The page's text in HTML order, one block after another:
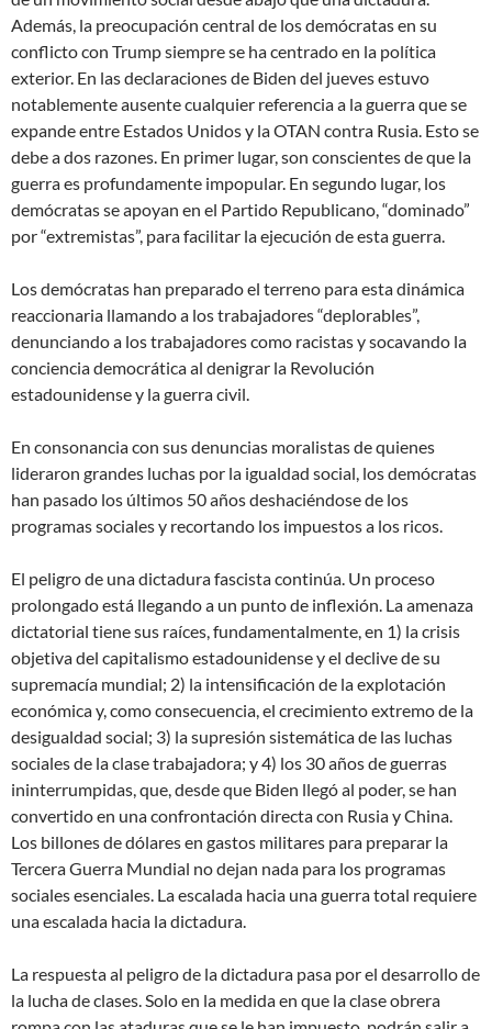
Además, la preocupación central de los demócratas en su
conflicto con Trump siempre se ha centrado en la política
exterior. En las declaraciones de Biden del jueves estuvo
notablemente ausente cualquier referencia a la guerra que se
expande entre Estados Unidos y la OTAN contra Rusia. Esto se
debe a dos razones. En primer lugar, son conscientes de que la
guerra es profundamente impopular. En segundo lugar, los
demócratas se apoyan en el Partido Republicano, “dominado”
por “extremistas”, para facilitar la ejecución de esta guerra.
Los demócratas han preparado el terreno para esta dinámica
reaccionaria llamando a los trabajadores “deplorables”,
denunciando a los trabajadores como racistas y socavando la
conciencia democrática al denigrar la Revolución
estadounidense y la guerra civil.
En consonancia con sus denuncias moralistas de quienes
lideraron grandes luchas por la igualdad social, los demócratas
han pasado los últimos 50 años deshaciéndose de los
programas sociales y recortando los impuestos a los ricos.
El peligro de una dictadura fascista continúa. Un proceso
prolongado está llegando a un punto de inflexión. La amenaza
dictatorial tiene sus raíces, fundamentalmente, en 1) la crisis
objetiva del capitalismo estadounidense y el declive de su
supremacía mundial; 2) la intensificación de la explotación
económica y, como consecuencia, el crecimiento extremo de la
desigualdad social; 3) la supresión sistemática de las luchas
sociales de la clase trabajadora; y 4) los 30 años de guerras
ininterrumpidas, que, desde que Biden llegó al poder, se han
convertido en una confrontación directa con Rusia y China.
Los billones de dólares en gastos militares para preparar la
Tercera Guerra Mundial no dejan nada para los programas
sociales esenciales. La escalada hacia una guerra total requiere
una escalada hacia la dictadura.
La respuesta al peligro de la dictadura pasa por el desarrollo de
la lucha de clases. Solo en la medida en que la clase obrera